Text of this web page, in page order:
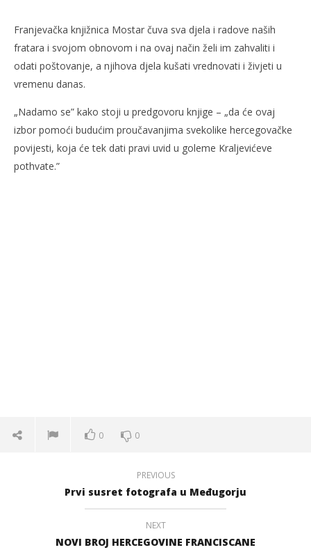
Franjevačka knjižnica Mostar čuva sva djela i radove naših
fratara i svojom obnovom i na ovaj način želi im zahvaliti i
odati poštovanje, a njihova djela kušati vrednovati i živjeti u
vremenu danas.
„Nadamo se” kako stoji u predgovoru knjige – „da će ovaj
izbor pomoći budućim proučavanjima svekolike hercegovačke
povijesti, koja će tek dati pravi uvid u goleme Kraljevićeve
pothvate.”
0 0
PREVIOUS
Prvi susret fotografa u Međugorju
NEXT
NOVI BROJ HERCEGOVINE FRANCISCANE